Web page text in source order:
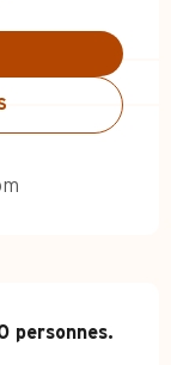
personnes.